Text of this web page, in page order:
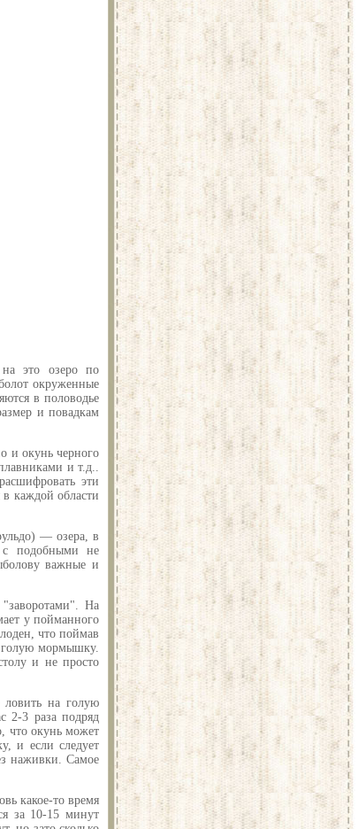
это озеро по
окруженные
в половодье
и повадкам
и окунь черного
и т.д..
эти
каждой области
— озера, в
подобными не
важные и
На
у пойманного
что поймав
голую мормышку.
и не просто
на голую
2-3 раза подряд
что окунь может
и если следует
наживки. Самое
какое-то время
за 10-15 минут